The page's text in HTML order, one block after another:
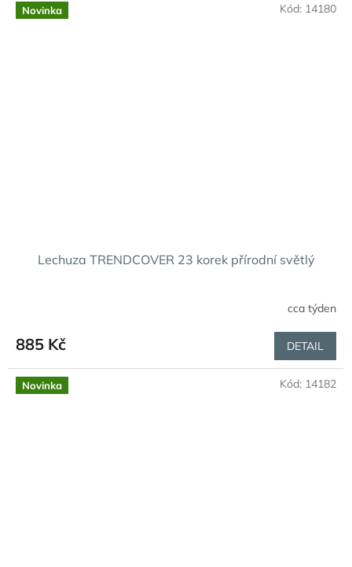
Novinka
Lechuza TRENDCOVER 23 korek přírodní světlý
cca týden
885 Kč DETAIL
Kód: 14180
Novinka Kód: 14182